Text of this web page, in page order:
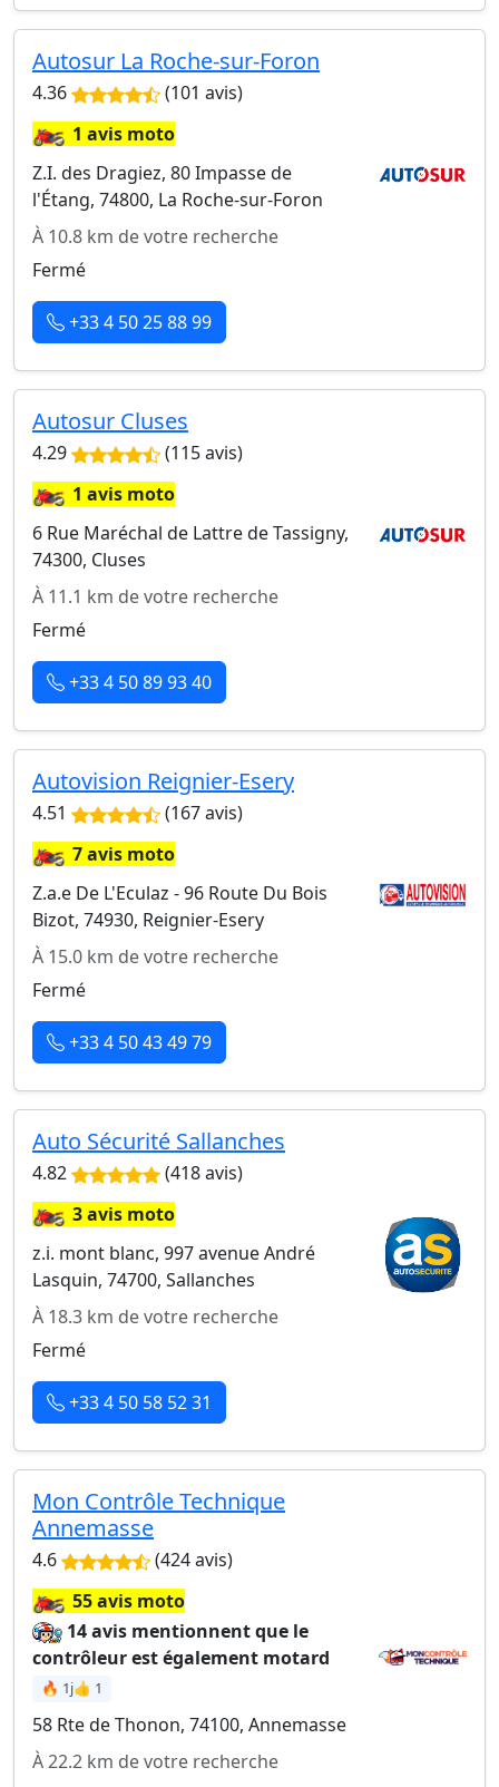
Autosur La Roche-sur-Foron
4.36 (101 avis)
🏍️1 avis moto
Z.I. des Dragiez, 80 Impasse de
l'Étang, 74800, La Roche-sur-Foron
À 10.8 km de votre recherche
Fermé
+33 4 50 25 88 99
Autosur Cluses
4.29 (115 avis)
🏍️1 avis moto
6 Rue Maréchal de Lattre de Tassigny,
74300, Cluses
À 11.1 km de votre recherche
Fermé
+33 4 50 89 93 40
Autovision Reignier-Esery
4.51 (167 avis)
🏍️7 avis moto
Z.a.e De L'Eculaz - 96 Route Du Bois
Bizot, 74930, Reignier-Esery
À 15.0 km de votre recherche
Fermé
+33 4 50 43 49 79
Auto Sécurité Sallanches
4.82 (418 avis)
🏍️3 avis moto
z.i. mont blanc, 997 avenue André
Lasquin, 74700, Sallanches
À 18.3 km de votre recherche
Fermé
+33 4 50 58 52 31
Mon Contrôle Technique
Annemasse
4.6 (424 avis)
🏍️55 avis moto
14 avis mentionnent que le
contrôleur est également motard
🔥 1j👍 1
58 Rte de Thonon, 74100, Annemasse
À 22.2 km de votre recherche